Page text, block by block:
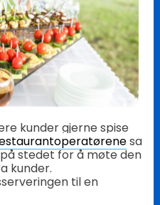
kunder gjerne spise
sa
stedet for å møte den
kunder.
til en